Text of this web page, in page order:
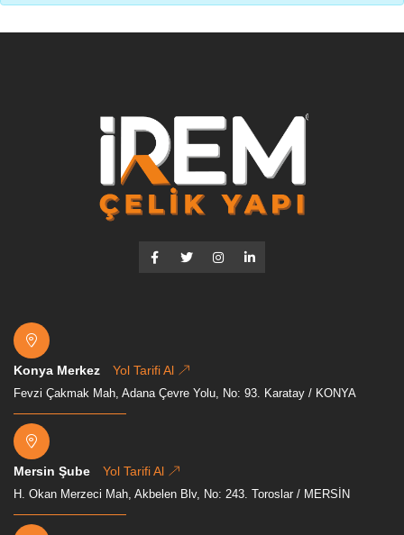
Konya Merkez Yol Tarifi Al
Fevzi Çakmak Mah, Adana Çevre Yolu, No: 93. Karatay / KONYA
Mersin Şube Yol Tarifi Al
H. Okan Merzeci Mah, Akbelen Blv, No: 243. Toroslar / MERSİN